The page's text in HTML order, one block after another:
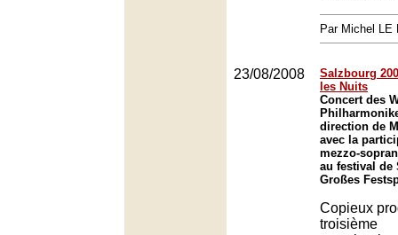
Par Michel LE
23/08/2008
Salzbourg
les Nuits
Concert des
direction de
avec la
mezzo-
au festival de
Großes
Copieux